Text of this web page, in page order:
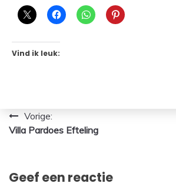
Vind ik leuk:
Bericht
navigatie
Vorige:
Villa Pardoes Efteling
Geef een reactie